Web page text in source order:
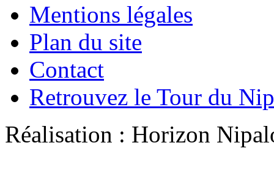
Mentions légales
Plan du site
Contact
Retrouvez le Tour du
Réalisation : Horizon